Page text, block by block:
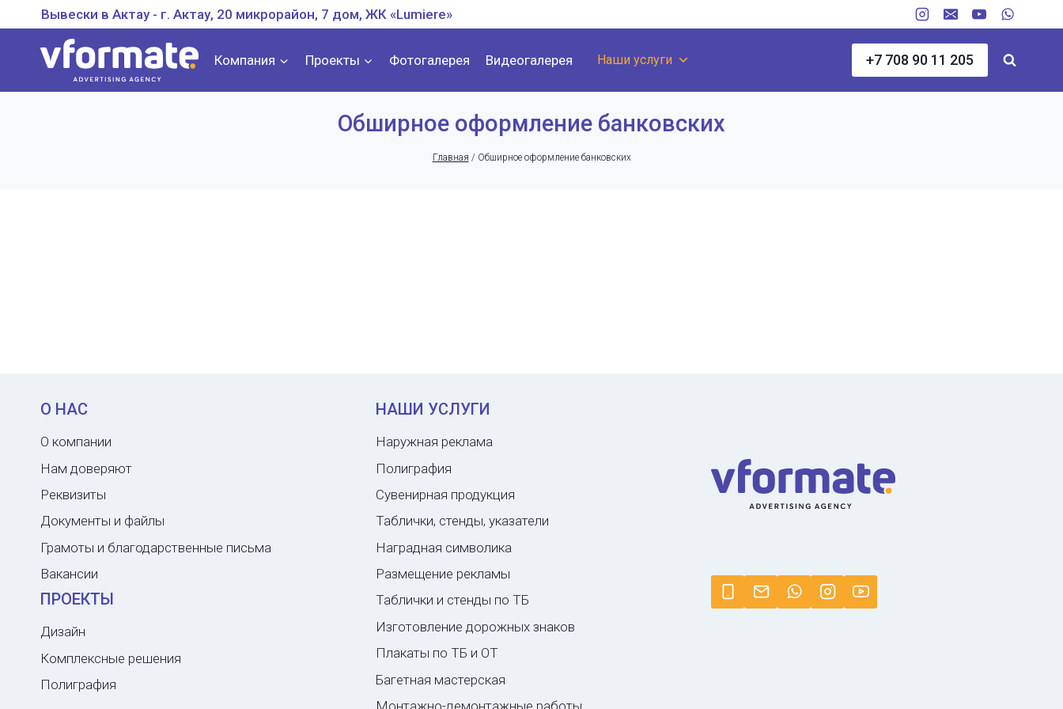
Перейти
к
содержанию
Вывески в Актау - г. Актау, 20 микрорайон, 7 дом, ЖК «Lumiere»
Компания Проекты Фотогалерея Видеогалерея Наши услуги +7 708 90 11 205
Обширное оформление банковских
Главная / Обширное оформление банковских
О НАС
О компании
Нам доверяют
Реквизиты
Документы и файлы
Грамоты и благодарственные письма
Вакансии
ПРОЕКТЫ
Дизайн
Комплексные решения
Полиграфия
НАШИ УСЛУГИ
Наружная реклама
Полиграфия
Сувенирная продукция
Таблички, стенды, указатели
Наградная символика
Размещение рекламы
Таблички и стенды по ТБ
Изготовление дорожных знаков
Плакаты по ТБ и ОТ
Багетная мастерская
Монтажно-демонтажные работы